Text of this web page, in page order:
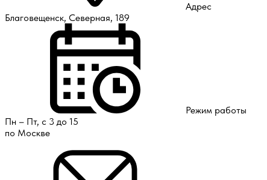
Адрес
Благовещенск, Северная, 189
Режим работы
Пн – Пт, с 3 до 15
по Москве